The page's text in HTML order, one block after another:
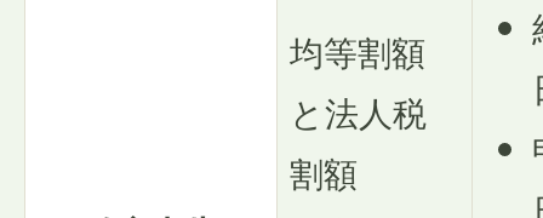
均等割額
と法人税
割額